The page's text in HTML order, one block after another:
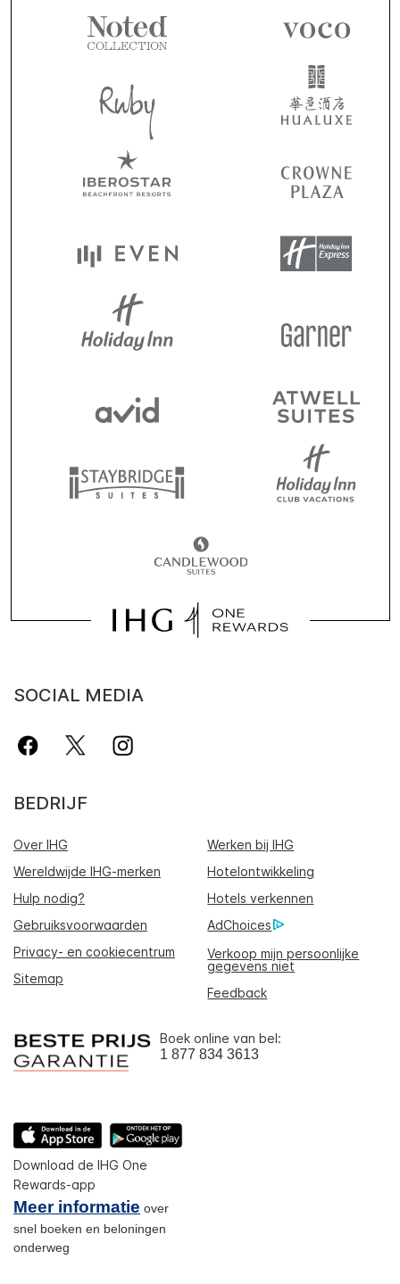
SOCIAL MEDIA
BEDRIJF
Over IHG
Werken bij IHG
Wereldwijde IHG-merken
Hotelontwikkeling
Hulp nodig?
Hotels verkennen
Gebruiksvoorwaarden
AdChoices
Privacy- en cookiecentrum
Verkoop mijn persoonlijke
gegevens niet
Sitemap
Feedback
Boek online van bel:
1 877 834 3613
Download de IHG One
Rewards-app
Meer informatie over
snel boeken en beloningen
onderweg